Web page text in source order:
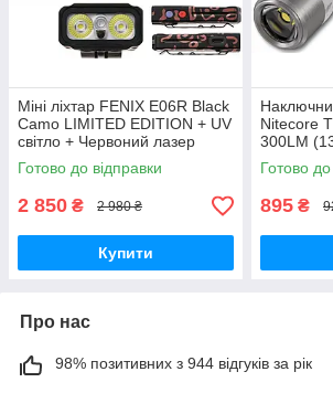
Міні ліхтар FENIX E06R Black
Camo LIMITED EDITION + UV
світло + Червоний лазер
(700LM, 750mAh, USB-C,
RGB, IP66, 110м, 60годин)
Готово до відправки
2 850 ₴ 2 980 ₴
Купити
Nitecore
300LM
Osram
led, IP66)
Готово до
895 ₴
Про нас
98% позитивних з 944 відгуків за рік